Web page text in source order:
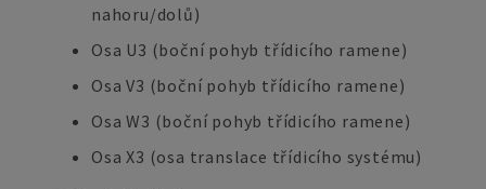
nahoru/dolů)
Osa U3 (boční pohyb třídicího ramene)
Osa V3 (boční pohyb třídicího ramene)
Osa W3 (boční pohyb třídicího ramene)
Osa X3 (osa translace třídicího systému)